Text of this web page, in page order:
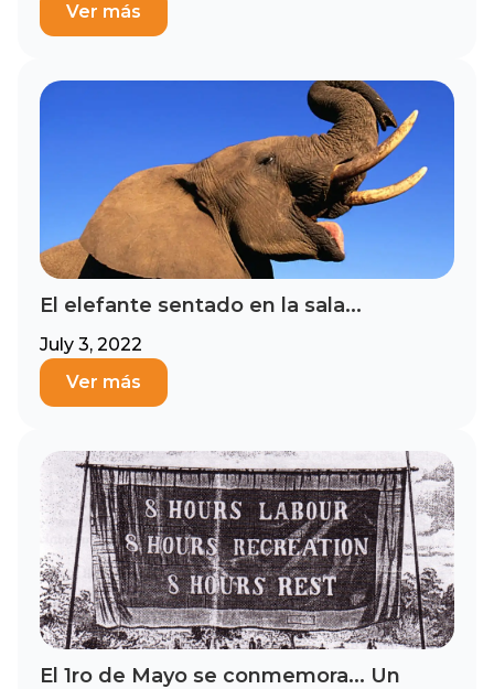
Ver más
El elefante sentado en la sala...
July 3, 2022
Ver más
El 1ro de Mayo se conmemora... Un